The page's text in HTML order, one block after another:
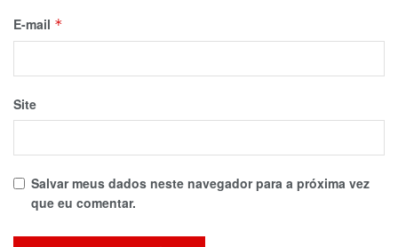
E-mail *
Site
Salvar meus dados neste navegador para a próxima vez
que eu comentar.